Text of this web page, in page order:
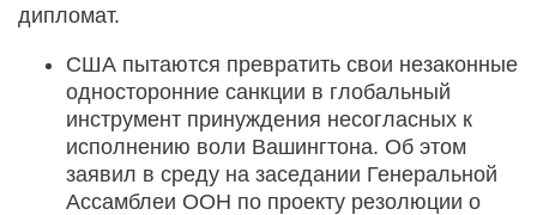
дипломат.
США пытаются превратить свои незаконные
односторонние санкции в глобальный
инструмент принуждения несогласных к
исполнению воли Вашингтона. Об этом
заявил в среду на заседании Генеральной
Ассамблеи ООН по проекту резолюции о